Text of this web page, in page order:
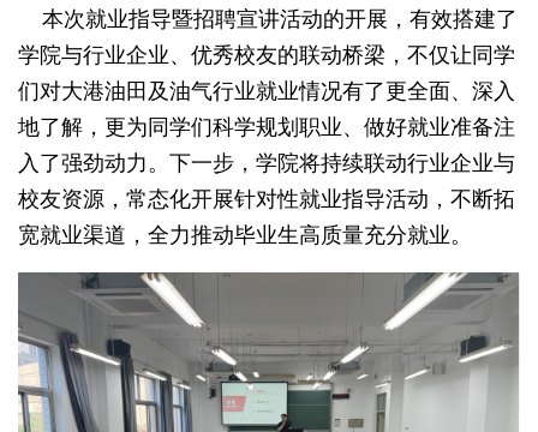
本次就业指导暨招聘宣讲活动的开展，有效搭建了
学院与行业企业、优秀校友的联动桥梁，不仅让同学
们对大港油田及油气行业就业情况有了更全面、深入
地了解，更为同学们科学规划职业、做好就业准备注
入了强劲动力。下一步，学院将持续联动行业企业与
校友资源，常态化开展针对性就业指导活动，不断拓
宽就业渠道，全力推动毕业生高质量充分就业。